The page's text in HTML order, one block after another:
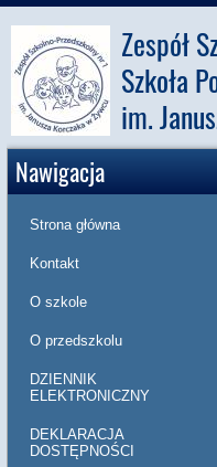
Zespół
Szkoła
im.
Nawigacja
Strona główna
Kontakt
O szkole
O przedszkolu
DZIENNIK
ELEKTRONICZNY
DEKLARACJA
DOSTĘPNOŚCI